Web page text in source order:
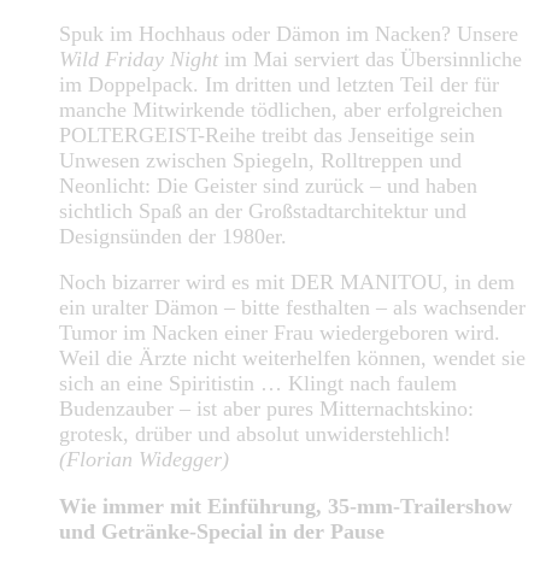
Spuk im Hochhaus oder Dämon im Nacken? Unsere
Wild Friday Night im Mai serviert das Übersinnliche
im Doppelpack. Im dritten und letzten Teil der für
manche Mitwirkende tödlichen, aber erfolgreichen
POLTERGEIST-Reihe treibt das Jenseitige sein
Unwesen zwischen Spiegeln, Rolltreppen und
Neonlicht: Die Geister sind zurück – und haben
sichtlich Spaß an der Großstadtarchitektur und
Designsünden der 1980er.
Noch bizarrer wird es mit DER MANITOU, in dem
ein uralter Dämon – bitte festhalten – als wachsender
Tumor im Nacken einer Frau wiedergeboren wird.
Weil die Ärzte nicht weiterhelfen können, wendet sie
sich an eine Spiritistin … Klingt nach faulem
Budenzauber – ist aber pures Mitternachtskino:
grotesk, drüber und absolut unwiderstehlich!
(Florian Widegger)
Wie immer mit Einführung, 35-mm-Trailershow
und Getränke-Special in der Pause